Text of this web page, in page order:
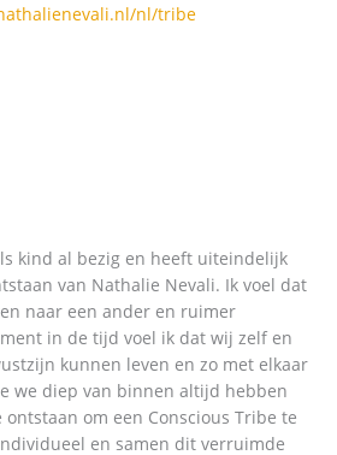
nl/tribe
kind al bezig en heeft uiteindelijk
van Nathalie Nevali. Ik voel dat
naar een ander en ruimer
in de tijd voel ik dat wij zelf en
kunnen leven en zo met elkaar
we diep van binnen altijd hebben
ontstaan om een Conscious Tribe te
en samen dit verruimde